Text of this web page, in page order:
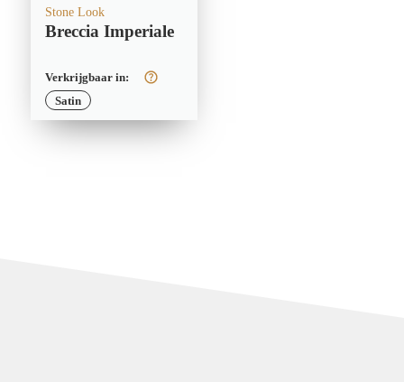
Satin
Verkrijgbaar in:
Stone Look
Breccia Imperiale